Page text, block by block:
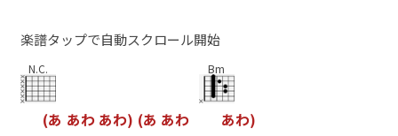
楽譜タップで自動スクロール開始
N.C.
(あ あわ あわ) (あ あわ
Bm
あわ)